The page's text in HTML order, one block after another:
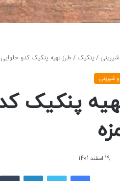
/پنکیک /طرز تهیه پنکیک کدو
شیرینی
پنکیک
19 اسفند 1401
فیسبوک توییتر لینکداین